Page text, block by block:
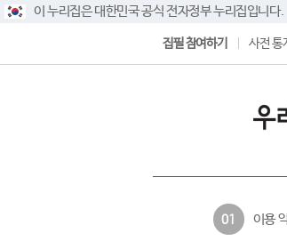
이 누리집은 대한민국 공식 전자정부 누리집입니다.
집필 참여하기 사전 통
01 이용